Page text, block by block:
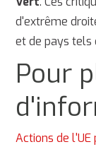
d'extrême
et de pays tels
Pour
Actions de